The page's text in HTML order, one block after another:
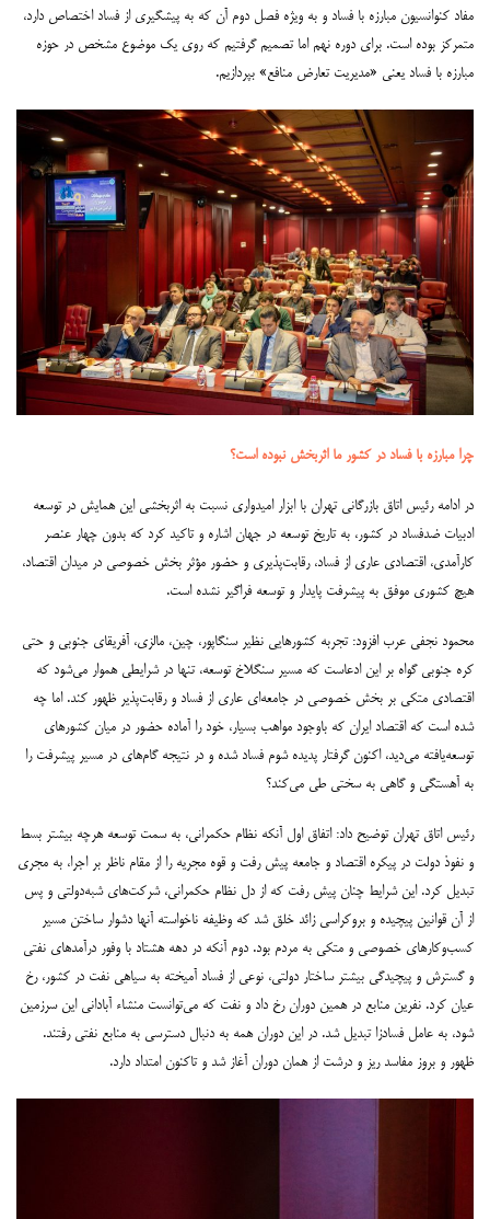
مفاد کنوانسیون مبارزه با فساد و به ویژه فصل دوم آن که به پیشگیری از فساد اختصاص دارد،
متمرکز بوده است. برای دوره نهم اما تصمیم گرفتیم که روی یک موضوع مشخص در حوزه
مبارزه با فساد یعنی «مدیریت تعارض منافع» بپردازیم.
چرا مبارزه با فساد در کشور ما اثربخش نبوده است؟
در ادامه رئیس اتاق بازرگانی تهران با ابزار امیدواری نسبت به اثربخشی این همایش در توسعه
ادبیات ضدفساد در کشور، به تاریخ توسعه در جهان اشاره و تاکید کرد که بدون چهار عنصر
کارآمدی، اقتصادی عاری از فساد، رقابت‌پذیری و حضور مؤثر بخش خصوصی در میدان اقتصاد،
هیچ کشوری موفق به پیشرفت پایدار و توسعه فراگیر نشده است.
محمود نجفی عرب افزود: تجربه کشورهایی نظیر سنگاپور، چین، مالزی، آفریقای جنوبی و حتی
کره جنوبی گواه بر این ادعاست که مسیر سنگلاخ توسعه، تنها در شرایطی هموار می‌شود که
اقتصادی متکی بر بخش خصوصی در جامعه‌ای عاری از فساد و رقابت‌پذیر ظهور کند. اما چه
شده است که اقتصاد ایران که باوجود مواهب بسیار، خود را آماده حضور در میان کشورهای
توسعه‌یافته می‌دید، اکنون گرفتار پدیده شوم فساد شده و در نتیجه گام‌های در مسیر پیشرفت را
به آهستگی و گاهی به سختی طی می‌کند؟
رئیس اتاق تهران توضیح داد: اتفاق اول آنکه نظام حکمرانی، به سمت توسعه هرچه بیشتر بسط
و نفوذ دولت در پیکره اقتصاد و جامعه پیش رفت و قوه مجریه را از مقام ناظر بر اجرا، به مجری
تبدیل کرد. این شرایط چنان پیش رفت که از دل نظام حکمرانی، شرکت‌های شبه‌دولتی و پس
‌از آن قوانین پیچیده و بروکراسی زائد خلق شد که وظیفه ناخواسته آنها دشوار ساختن مسیر
کسب‌وکارهای خصوصی و متکی به مردم بود. دوم آنکه در دهه هشتاد با وفور درآمدهای نفتی
و گسترش و پیچیدگی بیشتر ساختار دولتی، نوعی از فساد آمیخته به سیاهی نفت در کشور، رخ
عیان کرد. نفرین منابع در همین دوران رخ داد و نفت که می‌توانست منشاء آبادانی این سرزمین
شود، به عامل فسادزا تبدیل شد. در این دوران همه به دنبال دسترسی به منابع نفتی رفتند.
ظهور و بروز مفاسد ریز و درشت از همان دوران آغاز شد و تاکنون امتداد دارد.